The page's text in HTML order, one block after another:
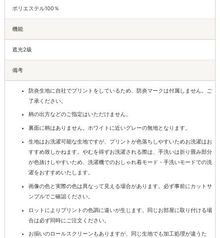
ポリエステル100％
機能
遮光2級
備考
防炎生地に自社でプリントをしているため、防炎マークは付属しません。ご
了承ください。
柄の出方などのご指定はいただけません。
裏面に柄はありません。ホワイトに近いグレーの無地となります。
生地はお洗濯可能な生地ですが、プリントが色落ちしやすいためお洗濯はお
すすめ致しかねます。やむを得ずお洗濯される際は、手洗いは折り畳み部分
が色抜けしやすいため、洗濯機でのおしゃれ着モード・手洗いモードでの洗
濯をおすすめいたします。
画像の色と実際の色は異なって見える場合があります。必ず事前にカットサ
ンプルでご確認ください。
ロットによりプリントの色調に違いが生じます。同じお部屋に取り付ける場
合は必ず同時にご注文ください。
お揃いのロールスクリーンもありますが、同じ生地でも加工処理が違うた